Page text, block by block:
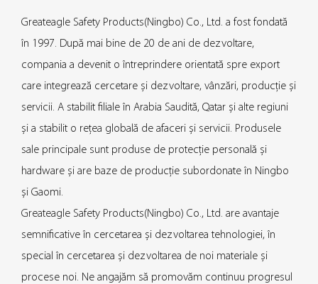
Greateagle Safety Products(Ningbo) Co., Ltd. a fost fondată
în 1997. După mai bine de 20 de ani de dezvoltare,
compania a devenit o întreprindere orientată spre export
care integrează cercetare și dezvoltare, vânzări, producție și
servicii. A stabilit filiale în Arabia Saudită, Qatar și alte regiuni
și a stabilit o rețea globală de afaceri și servicii. Produsele
sale principale sunt produse de protecție personală și
hardware și are baze de producție subordonate în Ningbo
și Gaomi.
Greateagle Safety Products(Ningbo) Co., Ltd. are avantaje
semnificative în cercetarea și dezvoltarea tehnologiei, în
special în cercetarea și dezvoltarea de noi materiale și
procese noi. Ne angajăm să promovăm continuu progresul